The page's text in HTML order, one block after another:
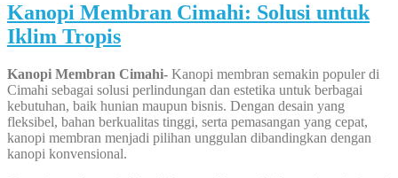
Kanopi Membran Cimahi: Solusi untuk
Iklim Tropis
Kanopi Membran Cimahi- Kanopi membran semakin populer di
Cimahi sebagai solusi perlindungan dan estetika untuk berbagai
kebutuhan, baik hunian maupun bisnis. Dengan desain yang
fleksibel, bahan berkualitas tinggi, serta pemasangan yang cepat,
kanopi membran menjadi pilihan unggulan dibandingkan dengan
kanopi konvensional.